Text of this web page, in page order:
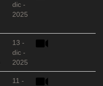
dic -
2025
13 -
dic -
2025
11 -